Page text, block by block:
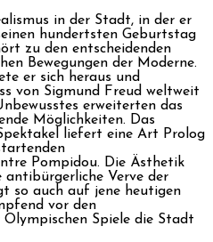
in der Stadt, in der er
hundertsten Geburtstag
zu den entscheidenden
Bewegungen der Moderne.
er sich heraus und
von Sigmund Freud weltweit
erweiterten das
Möglichkeiten. Das
liefert eine Art Prolog
Pompidou. Die Ästhetik
antibürgerliche Verve der
so auch auf jene heutigen
vor den
Spiele die Stadt